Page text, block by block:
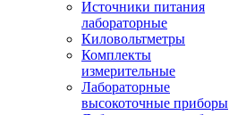
Источники питания
лабораторные
Киловольтметры
Комплекты
измерительные
Лабораторные
высокоточные приборы